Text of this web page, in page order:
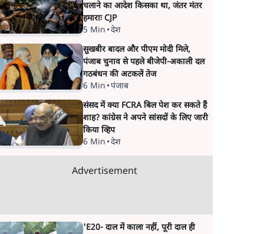
चलाने का आदेश किसका था, जंतर मंतर
हमाराः CJP
5 Min •देश
सुखबीर बादल और पीएम मोदी मिले,
पंजाब चुनाव से पहले बीजेपी-अकाली दल
गठबंधन की अटकलें तेज
6 Min •पंजाब
संसद में क्या FCRA बिल पेश कर सकते हैं
शाह? कांग्रेस ने अपने सांसदों के लिए जारी
किया व्हिप
6 Min •देश
Advertisement
'E20- दाल में काला नहीं, पूरी दाल ही